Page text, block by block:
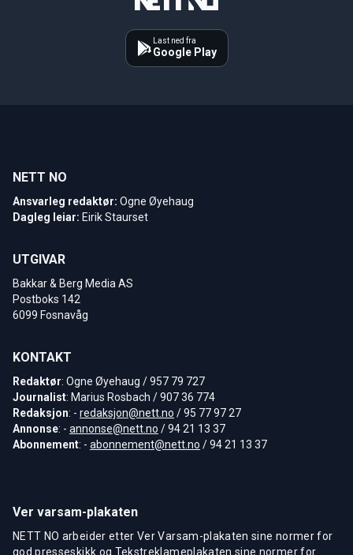
Last ned fra
Google Play
NETT NO
Ansvarleg redaktør: Ogne Øyehaug
Dagleg leiar: Eirik Staurset
UTGIVAR
Bakkar & Berg Media AS
Postboks 142
6099 Fosnavåg
KONTAKT
Redaktør: Ogne Øyehaug / 957 79 727
Journalist: Marius Rosbach / 907 36 774
Redaksjon: - redaksjon@nett.no / 95 77 97 27
Annonse: - annonse@nett.no / 94 21 13 37
Abonnement: - abonnement@nett.no / 94 21 13 37
Ver varsam-plakaten
NETT NO arbeider etter Ver Varsam-plakaten sine normer for
god presseskikk og Tekstreklameplakaten sine normer for